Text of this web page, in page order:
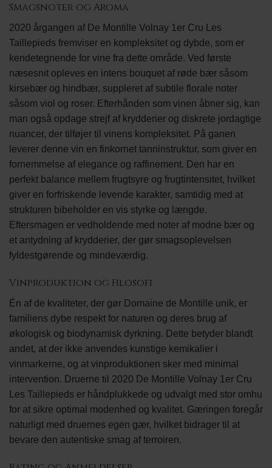
Smagsnoter og Aroma
2020 årgangen af De Montille Volnay 1er Cru Les
Taillepieds fremviser en kompleksitet og dybde, som er
kendetegnende for vine fra dette område. Ved første
næsesnit opleves en intens bouquet af røde bær såsom
kirsebær og hindbær, suppleret af subtile florale noter
såsom viol og roser. Efterhånden som vinen åbner sig, kan
man også opdage strejf af krydderier og diskrete jordagtige
nuancer, der tilføjer til vinens kompleksitet. På ganen
leverer denne vin en finkornet tanninstruktur, som giver en
fornemmelse af elegance og raffinement. Den har en
perfekt balance mellem frugtsyre og frugtintensitet, hvilket
giver en forfriskende levende karakter, samtidig med at
strukturen bibeholder en vis styrke og længde.
Eftersmagen er vedholdende med noter af modne bær og
et antydning af krydderier, der gør smagsoplevelsen
fyldestgørende og mindeværdig.
Vinproduktion og Filosofi
Én af de kvaliteter, der gør Domaine de Montille unik, er
familiens dybe respekt for naturen og deres brug af
økologisk og biodynamisk dyrkning. Dette betyder blandt
andet, at der ikke anvendes kunstige kemikalier i
vinmarkerne, og at vinproduktionen sker med minimal
intervention. Druerne til 2020 De Montille Volnay 1er Cru
Les Taillepieds er håndplukkede og udvalgt med stor omhu
for at sikre optimal modenhed og kvalitet. Gæringen foregår
naturligt med druernes egen gær, hvilket bidrager til at
bevare den autentiske smag af terroiren.